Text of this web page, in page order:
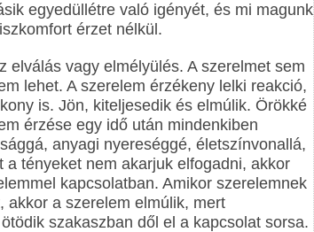
egyedüllétre való igényét, és mi magunk
érzet nélkül.
elválás vagy elmélyülés. A szerelmet sem
lehet. A szerelem érzékeny lelki reakció,
is. Jön, kiteljesedik és elmúlik. Örökké
érzése egy idő után mindenkiben
anyagi nyereséggé, életszínvonallá,
tényeket nem akarjuk elfogadni, akkor
kapcsolatban. Amikor szerelemnek
akkor a szerelem elmúlik, mert
szakaszban dől el a kapcsolat sorsa.